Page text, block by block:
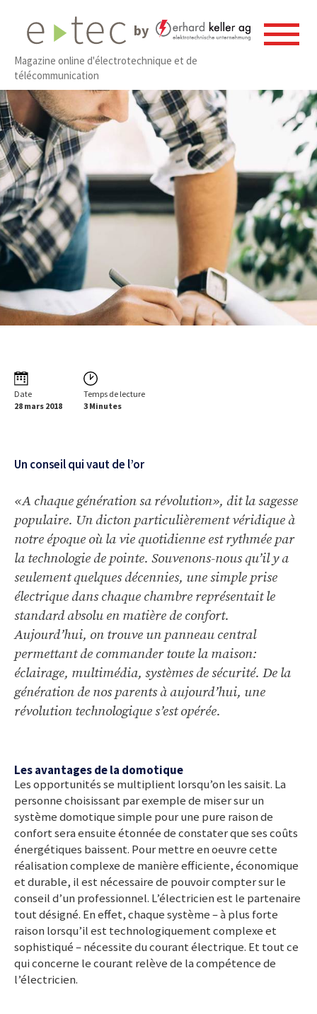
by
Magazine online d'électrotechnique et de
télécommunication
Date
28 mars 2018
Temps de lecture
3 Minutes
Un conseil qui vaut de l’or
«A chaque génération sa révolution», dit la sagesse
populaire. Un dicton particulièrement véridique à
notre époque où la vie quotidienne est rythmée par
la technologie de pointe. Souvenons-nous qu’il y a
seulement quelques décennies, une simple prise
électrique dans chaque chambre représentait le
standard absolu en matière de confort.
Aujourd’hui, on trouve un panneau central
permettant de commander toute la maison:
éclairage, multimédia, systèmes de sécurité. De la
génération de nos parents à aujourd’hui, une
révolution technologique s’est opérée.
Les avantages de la domotique
Les opportunités se multiplient lorsqu’on les saisit. La
personne choisissant par exemple de miser sur un
système domotique simple pour une pure raison de
confort sera ensuite étonnée de constater que ses coûts
énergétiques baissent. Pour mettre en oeuvre cette
réalisation complexe de manière efficiente, économique
et durable, il est nécessaire de pouvoir compter sur le
conseil d’un professionnel. L’électricien est le partenaire
tout désigné. En effet, chaque système – à plus forte
raison lorsqu’il est technologiquement complexe et
sophistiqué – nécessite du courant électrique. Et tout ce
qui concerne le courant relève de la compétence de
l’électricien.